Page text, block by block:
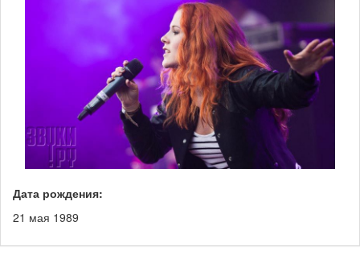
Дата рождения:
21 мая 1989